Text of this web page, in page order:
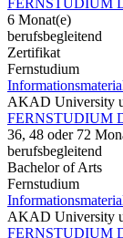
FERNSTUDIUM
6 Monat(e)
berufsbegleitend
Zertifikat
Fernstudium
AKAD University
FERNSTUDIUM
36, 48 oder 72
berufsbegleitend
Bachelor of Arts
Fernstudium
AKAD University
FERNSTUDIUM